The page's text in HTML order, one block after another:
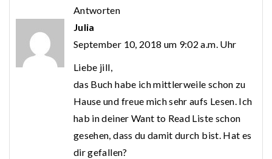
Antworten
Julia
September 10, 2018 um 9:02 a.m. Uhr
Liebe jill,
das Buch habe ich mittlerweile schon zu
Hause und freue mich sehr aufs Lesen. Ich
hab in deiner Want to Read Liste schon
gesehen, dass du damit durch bist. Hat es
dir gefallen?